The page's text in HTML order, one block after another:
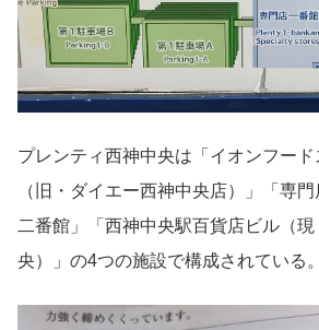
プレンティ西神中央は「イオンフー
（旧・ダイエー西神中央店）」「専
二番館」「西神中央駅百貨店ビル（
央）」の4つの施設で構成されている